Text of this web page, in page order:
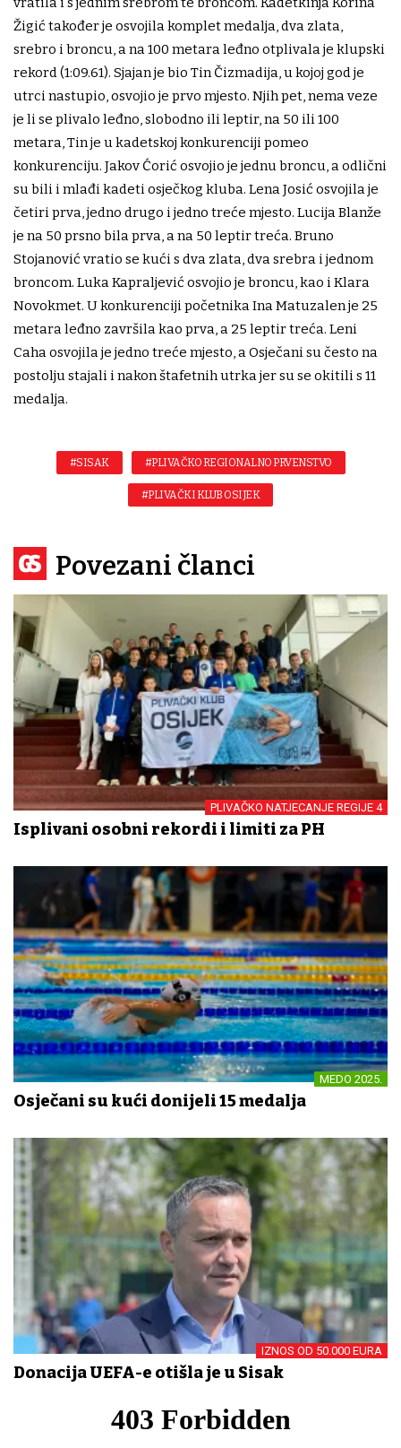
Žigić također je osvojila komplet medalja, dva zlata,
srebro i broncu, a na 100 metara leđno otplivala je klupski
rekord (1:09.61). Sjajan je bio Tin Čizmadija, u kojoj god je
utrci nastupio, osvojio je prvo mjesto. Njih pet, nema veze
je li se plivalo leđno, slobodno ili leptir, na 50 ili 100
metara, Tin je u kadetskoj konkurenciji pomeo
konkurenciju. Jakov Ćorić osvojio je jednu broncu, a odlični
su bili i mlađi kadeti osječkog kluba. Lena Josić osvojila je
četiri prva, jedno drugo i jedno treće mjesto. Lucija Blanže
je na 50 prsno bila prva, a na 50 leptir treća. Bruno
Stojanović vratio se kući s dva zlata, dva srebra i jednom
broncom. Luka Kapraljević osvojio je broncu, kao i Klara
Novokmet. U konkurenciji početnika Ina Matuzalen je 25
metara leđno završila kao prva, a 25 leptir treća. Leni
Caha osvojila je jedno treće mjesto, a Osječani su često na
postolju stajali i nakon štafetnih utrka jer su se okitili s 11
medalja.
#SISAK #PLIVAČKO REGIONALNO PRVENSTVO
#PLIVAČKI KLUB OSIJEK
Povezani članci
PLIVAČKO NATJECANJE REGIJE 4
Isplivani osobni rekordi i limiti za PH
MEDO 2025.
Osječani su kući donijeli 15 medalja
IZNOS OD 50.000 EURA
Donacija UEFA-e otišla je u Sisak